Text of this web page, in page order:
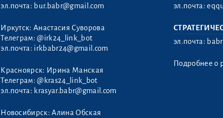
эл.почта: bur.babr@gmail.com
Иркутск: Анастасия Суворова
Телеграм:@irk24_link_bot
эл.почта: irkbabr24@gmail.com
Красноярск: Ирина Манская
Телеграм:@kras24_link_bot
эл.почта: krasyar.babr@gmail.com
Новосибирск: Алина Обская
эл.почта:
эл.почта:
Подробнее о